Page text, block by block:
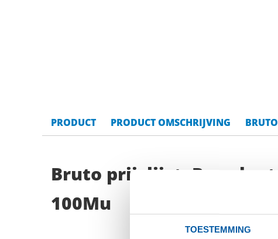
TOESTEMMING
PRODUCT PRODUCT OMSCHRIJVING
Bruto prijslijst: Rvs
100Mu